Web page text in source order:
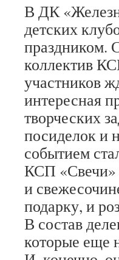
В ДК
детских
праздником.
коллектив
участников
интересная
творческих
посиделок и
событием
КСП «Свечи»
и
подарку, и
В состав
которые еще